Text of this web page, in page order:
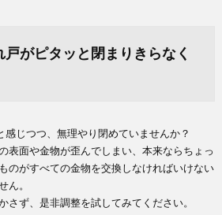
がピタッと閉まりきらなく
感じつつ、無理やり閉めていませんか？
表面や金物が歪んでしまい、本来ならちょっ
のがすべての金物を交換しなければいけない
ん。
さず、是非調整を試してみてください。